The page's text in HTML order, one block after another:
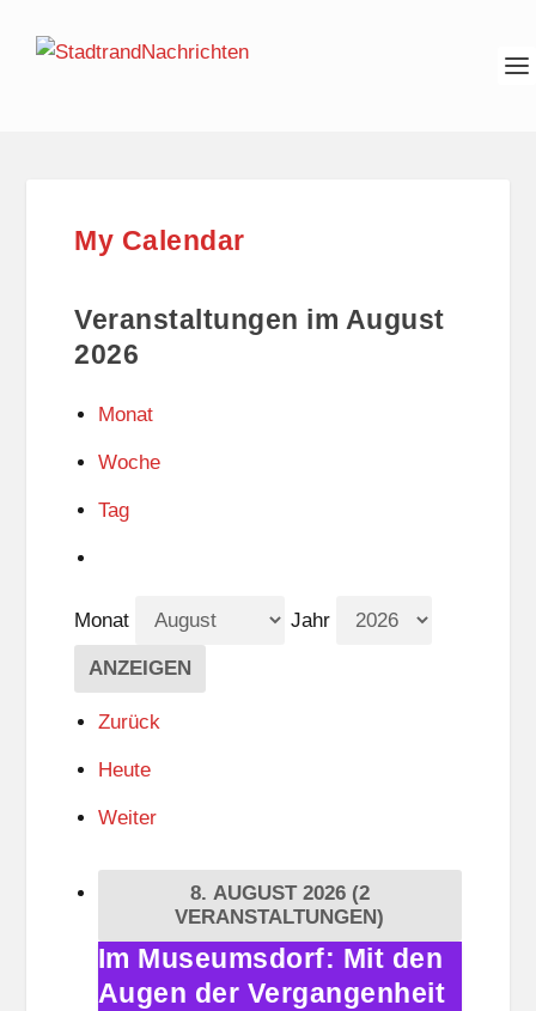
My Calendar
Veranstaltungen im August
2026
Monat
Woche
Tag
Monat Jahr
Zurück
Heute
Weiter
8. AUGUST 2026 (2
VERANSTALTUNGEN)
Im
Museumsdorf:
Im Museumsdorf: Mit den
Augen der Vergangenheit